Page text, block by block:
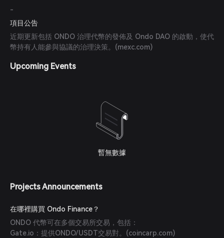
-
項目公告
近期更新包括 ONDO 治理代幣的發佈及 Ondo DAO 的啟動，使代
幣持有人能參與協議的治理決策。(mexc.com)
Upcoming Events
暫無數據
Projects Announcements
在哪裡購買 Ondo Finance？
ONDO 代幣可在多個交易所交易，包括：
Gate.io：提供ONDO/USDT交易對。(coincarp.com)